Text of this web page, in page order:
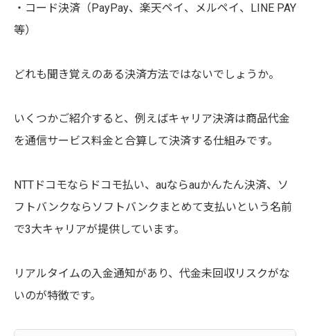
・コード決済（PayPay、楽天ペイ、メルペイ、LINE PAY
等）
どれも聞き覚えのある決済方法ではないでしょうか。
いくつかご紹介すると、例えばキャリア決済は商品代金
を通信サービス料金と合算して決済する仕組みです。
NTTドコモならドコモ払い、auならauかんたん決済、ソ
フトバンクならソフトバンクまとめて支払いという名前
で3大キャリアが提供しています。
リアルタイムの入金通知があり、代金未回収リスクがな
いのが特徴です。